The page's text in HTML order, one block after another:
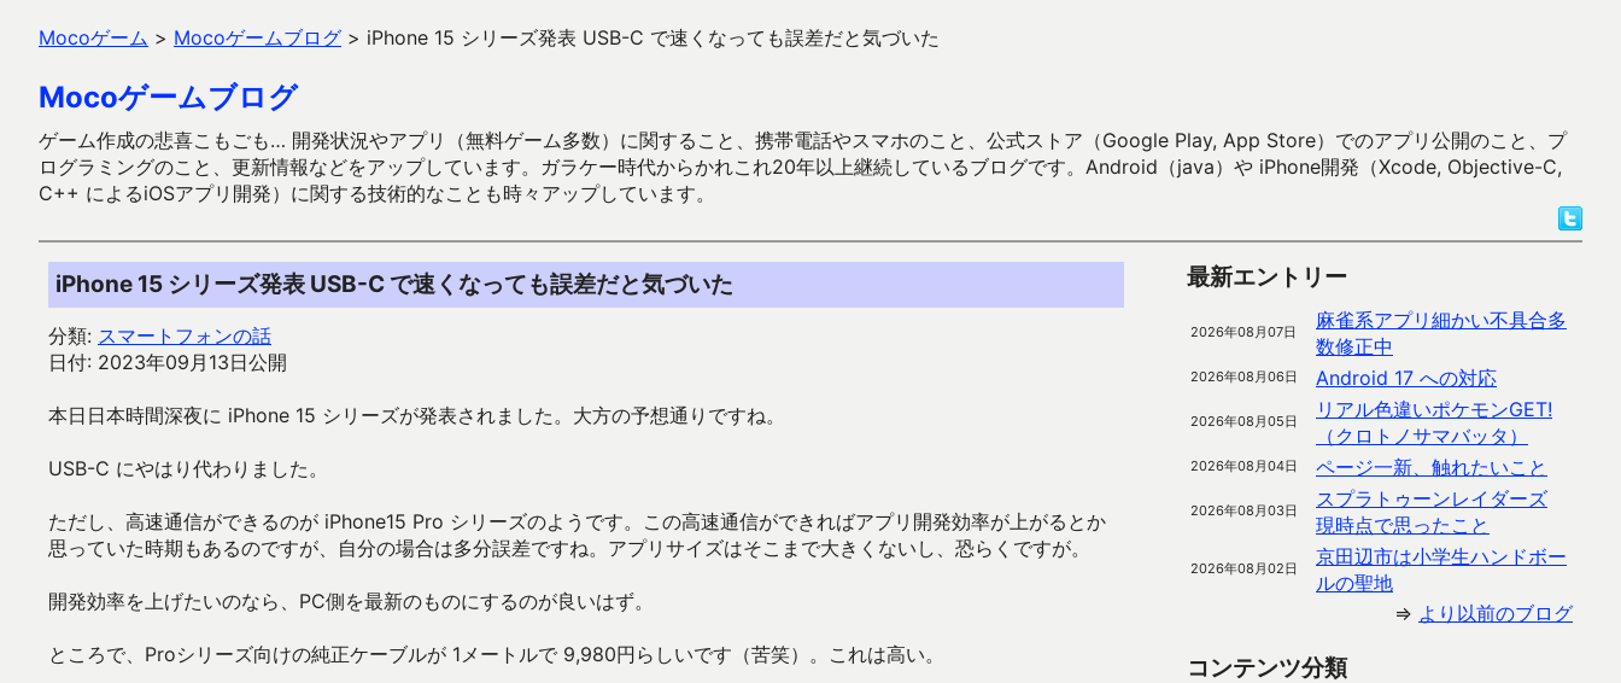
Mocoゲーム > Mocoゲームブログ > iPhone 15 シリーズ発表 USB-C で速くなっても誤差だと気づいた
Mocoゲームブログ
ゲーム作成の悲喜こもごも… 開発状況やアプリ（無料ゲーム多数）に関すること、携帯電話やスマホのこと、公式ストア（Google Play, App Store）でのアプリ公開のこと、プ
ログラミングのこと、更新情報などをアップしています。ガラケー時代からかれこれ20年以上継続しているブログです。Android（java）や iPhone開発（Xcode, Objective-C,
C++ によるiOSアプリ開発）に関する技術的なことも時々アップしています。
iPhone 15 シリーズ発表 USB-C で速くなっても誤差だと気づいた
分類: スマートフォンの話
日付: 2023年09月13日公開
本日日本時間深夜に iPhone 15 シリーズが発表されました。大方の予想通りですね。
USB-C にやはり代わりました。
ただし、高速通信ができるのが iPhone15 Pro シリーズのようです。この高速通信ができればアプリ開発効率が上がるとか
思っていた時期もあるのですが、自分の場合は多分誤差ですね。アプリサイズはそこまで大きくないし、恐らくですが。
開発効率を上げたいのなら、PC側を最新のものにするのが良いはず。
ところで、Proシリーズ向けの純正ケーブルが 1メートルで 9,980円らしいです（苦笑）。これは高い。
最新エントリー
2026年08月07日
麻雀系アプリ細かい不具合多
数修正中
2026年08月06日 Android 17 への対応
2026年08月05日
リアル色違いポケモンGET!
（クロトノサマバッタ）
2026年08月04日 ページ一新、触れたいこと
2026年08月03日
スプラトゥーンレイダーズ
現時点で思ったこと
2026年08月02日
京田辺市は小学生ハンドボー
ルの聖地
⇒ より以前のブログ
コンテンツ分類